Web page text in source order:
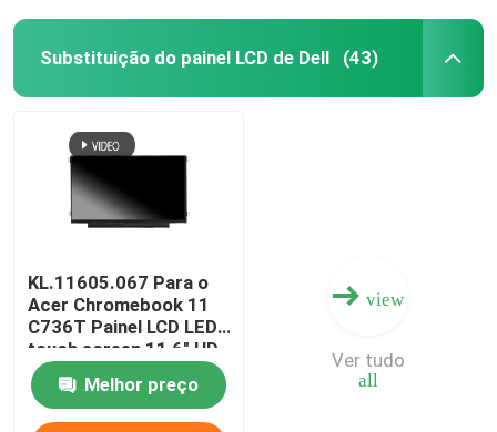
Substituição do painel LCD de Dell (43)
KL.11605.067 Para o
Acer Chromebook 11
C736T Painel LCD LED
touch screen 11,6" HD
IPS B116XAK01.0
B116XAK01.2Melhor preço
view
all
Ver tudo